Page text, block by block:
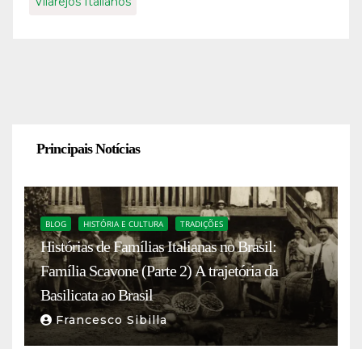
Principais Notícias
BLOG HISTÓRIA E CULTURA TRADIÇÕES
Histórias de Famílias Italianas no Brasil:
Família Scavone (Parte 2) A trajetória da
Basilicata ao Brasil
Francesco Sibilla